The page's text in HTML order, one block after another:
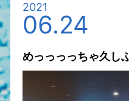
2021
06.24
めっっっっちゃ久し